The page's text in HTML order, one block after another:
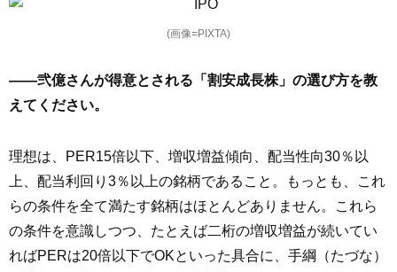
(画像=PIXTA)
――弐億さんが得意とされる「割安成長株」の選び方を教
えてください。
理想は、PER15倍以下、増収増益傾向、配当性向30％以
上、配当利回り3％以上の銘柄であること。もっとも、これ
らの条件を全て満たす銘柄はほとんどありません。これら
の条件を意識しつつ、たとえば二桁の増収増益が続いてい
ればPERは20倍以下でOKといった具合に、手綱（たづな）